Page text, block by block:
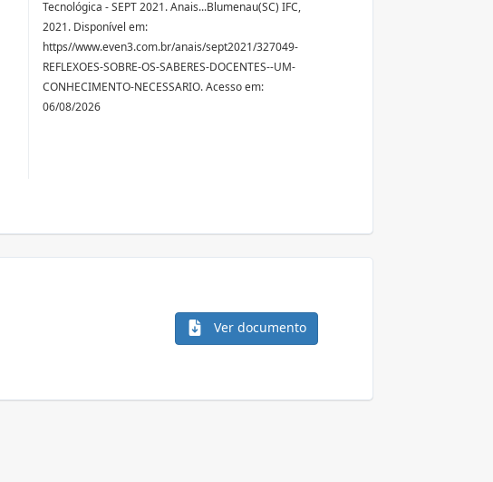
Tecnológica - SEPT 2021. Anais...Blumenau(SC) IFC,
2021. Disponível em:
https//www.even3.com.br/anais/sept2021/327049-
REFLEXOES-SOBRE-OS-SABERES-DOCENTES--UM-
CONHECIMENTO-NECESSARIO. Acesso em:
06/08/2026
Ver documento